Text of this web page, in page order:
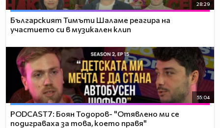
28:29
Българският Тимъти Шаламе реагира на
участието си в музикален клип
55:04
PODCAST7: ‪Боян Тодоров- "Отявлено ми се
подиграваха за това, което правя"